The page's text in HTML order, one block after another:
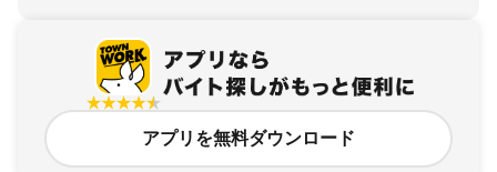
アプリを無料ダウンロード